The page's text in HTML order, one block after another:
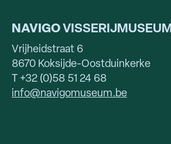
NAVIGO VISSERIJMUSEUM
Vrijheidstraat 6
8670 Koksijde-Oostduinkerke
T +32 (0)58 51 24 68
info@navigomuseum.be